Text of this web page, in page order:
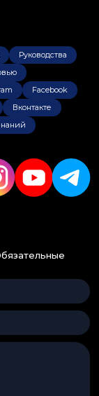
Руководства
Facebook
Вконтакте